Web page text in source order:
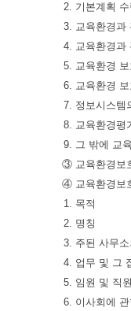
2. 기본계획
3. 교육환경과
4. 교육환경과
5. 교육환경
6. 교육환경
7. 정보시스템
8. 교육환경평
9. 그 밖에 교
③ 교육환경보
④ 교육환경보
1. 목적
2. 명칭
3. 주된 사무
4. 업무 및 그
5. 임원 및 직
6. 이사회에